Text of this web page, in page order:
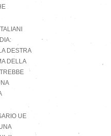
DESTRA
DELLA
UE